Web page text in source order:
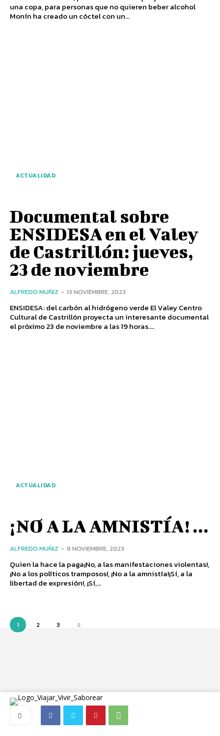
una copa, para personas que no quieren beber alcohol
Monín ha creado un cóctel con un...
ACTUALIDAD
Documental sobre
ENSIDESA en el Valey
de Castrillón: jueves,
23 de noviembre
ALFREDO MUÑIZ - 13 NOVIEMBRE, 2023
ENSIDESA: del carbón al hidrógeno verde El Valey Centro
Cultural de Castrillón proyecta un interesante documental
el próximo 23 de noviembre a las 19 horas....
ACTUALIDAD
¡NO A LA AMNISTÍA! ...
ALFREDO MUÑIZ - 8 NOVIEMBRE, 2023
Quien la hace la paga¡No, a las manifestaciones violentas!,
¡No a los políticos tramposos!, ¡No a la amnistía!¡Sí, a la
libertad de expresión!, ¡Sí,...
1 2 3